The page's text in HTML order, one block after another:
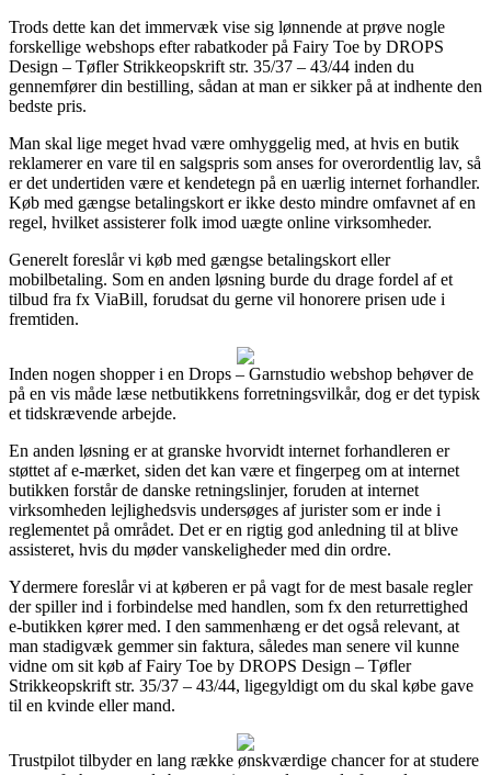
Trods dette kan det immervæk vise sig lønnende at prøve nogle
forskellige webshops efter rabatkoder på Fairy Toe by DROPS
Design – Tøfler Strikkeopskrift str. 35/37 – 43/44 inden du
gennemfører din bestilling, sådan at man er sikker på at indhente den
bedste pris.
Man skal lige meget hvad være omhyggelig med, at hvis en butik
reklamerer en vare til en salgspris som anses for overordentlig lav, så
er det undertiden være et kendetegn på en uærlig internet forhandler.
Køb med gængse betalingskort er ikke desto mindre omfavnet af en
regel, hvilket assisterer folk imod uægte online virksomheder.
Generelt foreslår vi køb med gængse betalingskort eller
mobilbetaling. Som en anden løsning burde du drage fordel af et
tilbud fra fx ViaBill, forudsat du gerne vil honorere prisen ude i
fremtiden.
Inden nogen shopper i en Drops – Garnstudio webshop behøver de
på en vis måde læse netbutikkens forretningsvilkår, dog er det typisk
et tidskrævende arbejde.
En anden løsning er at granske hvorvidt internet forhandleren er
støttet af e-mærket, siden det kan være et fingerpeg om at internet
butikken forstår de danske retningslinjer, foruden at internet
virksomheden lejlighedsvis undersøges af jurister som er inde i
reglementet på området. Det er en rigtig god anledning til at blive
assisteret, hvis du møder vanskeligheder med din ordre.
Ydermere foreslår vi at køberen er på vagt for de mest basale regler
der spiller ind i forbindelse med handlen, som fx den returrettighed
e-butikken kører med. I den sammenhæng er det også relevant, at
man stadigvæk gemmer sin faktura, således man senere vil kunne
vidne om sit køb af Fairy Toe by DROPS Design – Tøfler
Strikkeopskrift str. 35/37 – 43/44, ligegyldigt om du skal købe gave
til en kvinde eller mand.
Trustpilot tilbyder en lang række ønskværdige chancer for at studere